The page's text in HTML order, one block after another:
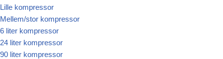
Lille kompressor
Mellem/stor kompressor
6 liter kompressor
24 liter kompressor
90 liter kompressor